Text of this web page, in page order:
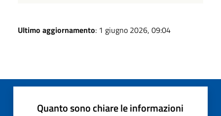
Ultimo aggiornamento: 1 giugno 2026, 09:04
Quanto sono chiare le informazioni